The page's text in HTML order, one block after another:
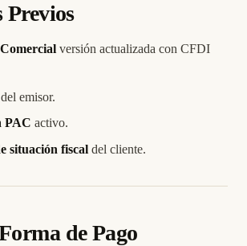
Previos
versión actualizada con CFDI
del emisor.
PAC activo.
situación fiscal del cliente.
de Pago